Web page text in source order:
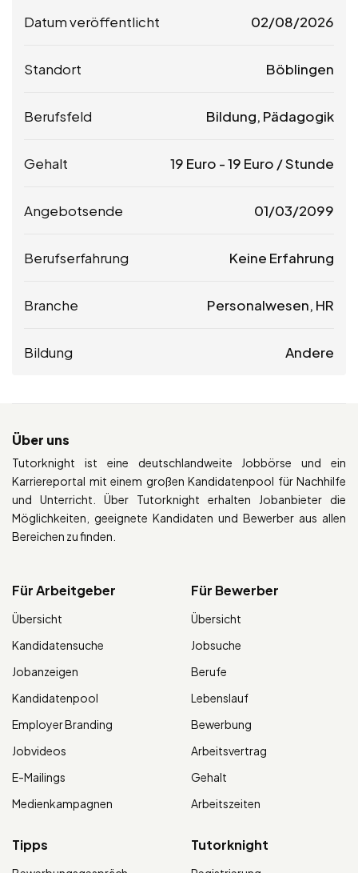
Datum veröffentlicht 02/08/2026
Standort Böblingen
Berufsfeld Bildung, Pädagogik
Gehalt 19 Euro -19 Euro / Stunde
Angebotsende 01/03/2099
Berufserfahrung Keine Erfahrung
Branche Personalwesen, HR
Bildung Andere
Über uns
Tutorknight ist eine deutschlandweite Jobbörse und ein
Karriereportal mit einem großen Kandidatenpool für Nachhilfe
und Unterricht. Über Tutorknight erhalten Jobanbieter die
Möglichkeiten, geeignete Kandidaten und Bewerber aus allen
Bereichen zu finden.
Für Arbeitgeber
Übersicht
Kandidatensuche
Jobanzeigen
Kandidatenpool
Employer Branding
Jobvideos
E-Mailings
Medienkampagnen
Für Bewerber
Übersicht
Jobsuche
Berufe
Lebenslauf
Bewerbung
Arbeitsvertrag
Gehalt
Arbeitszeiten
Tipps Tutorknight